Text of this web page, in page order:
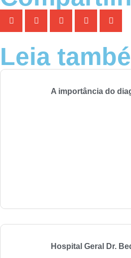
Leia
A importância do
Hospital Geral Dr.